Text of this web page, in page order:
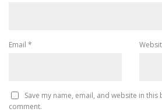
Email *
Save my name, email, and website in
comment.